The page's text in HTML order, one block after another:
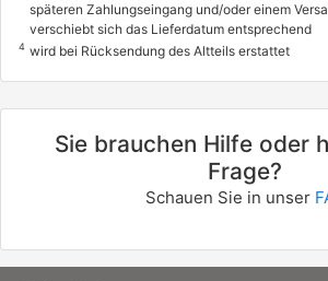
späteren Zahlungseingang und/oder einem
verschiebt sich das Lieferdatum entsprechend
4 wird bei Rücksendung des Altteils erstattet
Sie brauchen Hilfe oder
Frage?
Schauen Sie in unser